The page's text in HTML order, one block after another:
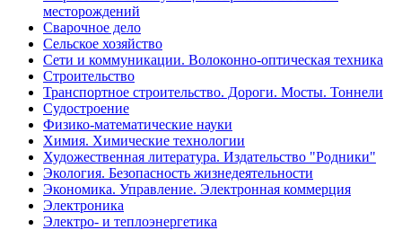
месторождений
Сварочное дело
Сельское хозяйство
Сети и коммуникации. Волоконно-оптическая техника
Строительство
Транспортное строительство. Дороги. Мосты. Тоннели
Судостроение
Физико-математические науки
Химия. Химические технологии
Художественная литература. Издательство "Родники"
Экология. Безопасность жизнедеятельности
Экономика. Управление. Электронная коммерция
Электроника
Электро- и теплоэнергетика